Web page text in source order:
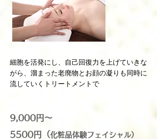
細胞を活発にし、自己回復力を上げていきな
がら、溜まった老廃物とお顔の凝りも同時に
流していくトリートメントで
9,000円～
5500円（化粧品体験フェイシャル）